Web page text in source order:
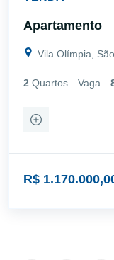
Apartamento
Vila Olímpia,
2 Quartos Vaga
R$